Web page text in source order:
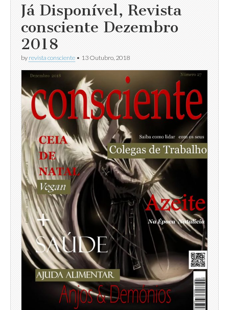
Já Disponível, Revista
consciente Dezembro
2018
by revista consciente • 13 Outubro, 2018